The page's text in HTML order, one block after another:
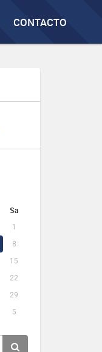
CONTACTO
Sa
1
8
15
22
29
5